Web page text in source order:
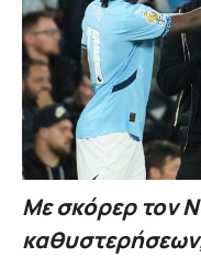
Με σκόρερ τον